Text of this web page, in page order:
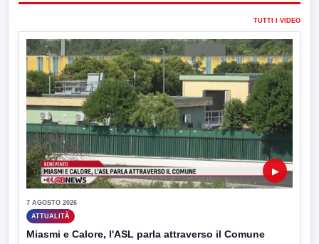
TUTTI I VIDEO
▶
7 AGOSTO 2026
ATTUALITÀ
Miasmi e Calore, l'ASL parla attraverso il Comune